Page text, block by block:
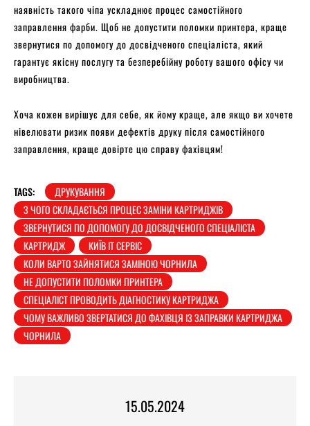
наявність такого чіпа ускладнює процес самостійного
заправлення фарби. Щоб не допустити поломки принтера, краще
звернутися по допомогу до досвідченого спеціаліста, який
гарантує якісну послугу та безперебійну роботу вашого офісу чи
виробництва.
Хоча кожен вирішує для себе, як йому краще, але якщо ви хочете
нівелювати ризик появи дефектів друку після самостійного
заправлення, краще довірте цю справу фахівцям!
TAGS:
ДРУКУВАННЯ
З ЧОГО СКЛАДАЄТЬСЯ ПРОЦЕС ЗАМІНИ КАРТРИДЖІВ
ЗВЕРНУТИСЯ ПО ДОПОМОГУ ДО ДОСВІДЧЕНОГО СПЕЦІАЛІСТА
КАРТРИДЖ
КИЇВ ІТ СЕРВІС
КОЛИ ВАРТО ЗАЙНЯТИСЯ ЗАМІНОЮ ЧОРНИЛА
НЕ ДОПУСТИТИ ПОЛОМКИ ПРИНТЕРА
СПЕЦІАЛІСТ ПРОВОДИТЬ ДІАГНОСТИКУ КАРТРИДЖА
ЧОМУ ВАЖЛИВО ЗВЕРТАТИСЯ ДО ФАХІВЦЯ ІЗ ЗАПРАВКИ КАРТРИДЖА
ЧОРНИЛА
15.05.2024